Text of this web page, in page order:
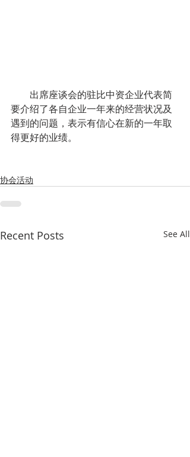
要介绍了各自企业一年来的经营状况及
遇到的问题，表示有信心在新的一年取
得更好的业绩。
协会活动
Recent Posts See All